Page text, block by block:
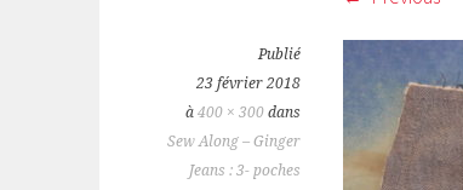
Publié
23 février 2018
à 400 × 300 dans
Sew Along – Ginger
Jeans : 3- poches